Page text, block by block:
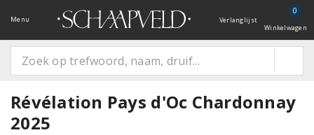
Menu Verlanglijst
0
Winkelwagen
Révélation Pays d'Oc Chardonnay
2025